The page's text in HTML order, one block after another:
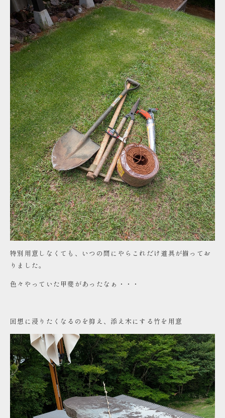
特別用意しなくても、いつの間にやらこれだけ道具が揃ってお
りました。
色々やっていた甲斐があったなぁ・・・
回想に浸りたくなるのを抑え、添え木にする竹を用意